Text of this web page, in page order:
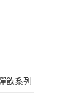
飲系列